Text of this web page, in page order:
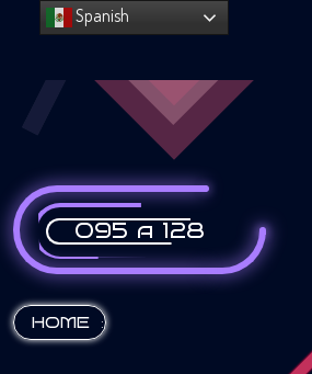
095 a 128
HOME :
Spanish